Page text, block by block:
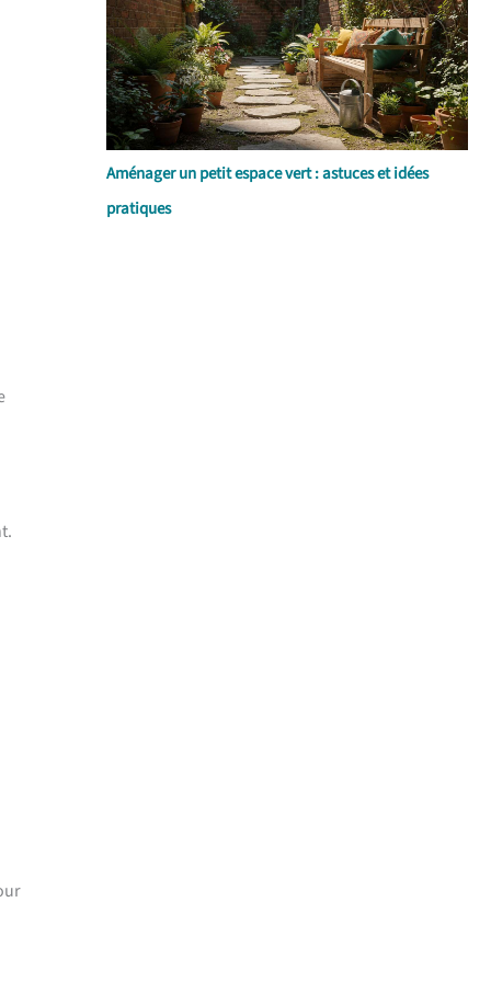
Aménager un petit espace vert : astuces et idées
pratiques